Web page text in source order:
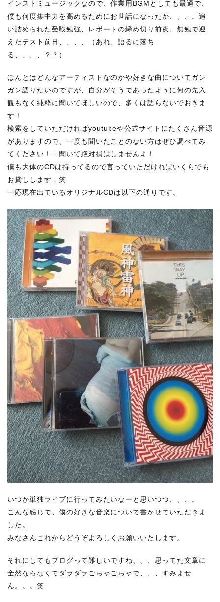
インストミュージックなので、作業用BGMとしても最適で、
僕も何度集中力を高めるためにお世話になったか、、、。追
い詰められた受験勉強、レポートの締め切り前夜、無勉で迎
えたテスト前日、、、、（あれ、語るに落ち
る、、、、？？）
ほんとはどんなアーティストなのかや好きな曲についてガン
ガン語りたいのですが、自分がそうであったように何の先入
観もなく純粋に聞いてほしいので、多くは語らないでおきま
す！
検索をしていただければyoutubeや公式サイトにたくさん音源
がありますので、一度も聞いたことのない方はぜひ調べてみ
てください！！聞いて絶対損はしませんよ！
僕も大体のCDは持ってるので言っていただければいくらでも
お貸しします！笑
一応現在出ているオリジナルCDは以下の通りです。
いつか単独ライブに行ってみたいなーと思いつつ、、、。
こんな感じで、僕の好きな音楽について書かせていただきま
した。
みなさんこれからどうぞよろしくお願いいたします。
それにしてもブログって難しいですね、、、思ってた文章に
全然ならなくてダラダラごちゃごちゃで、、、すみませ
ん。。。笑